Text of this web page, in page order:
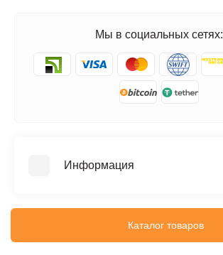
Мы в социальных сетях:
Информация
Отзывы
Каталог товаров